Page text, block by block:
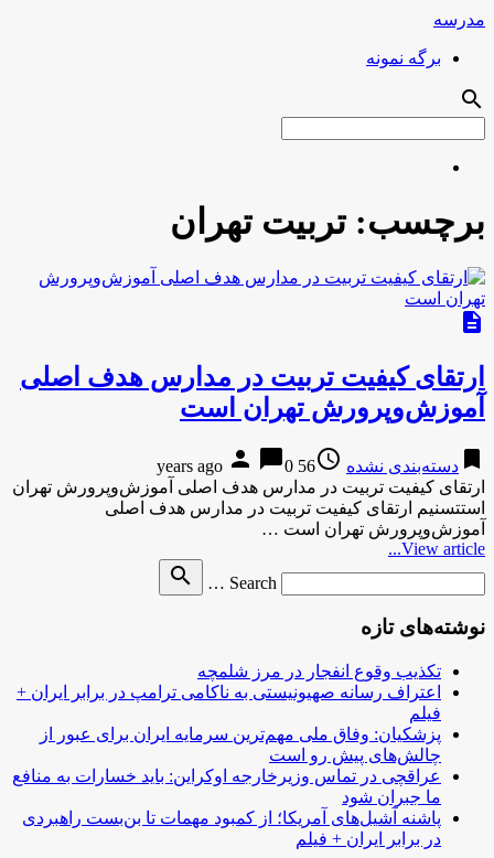
مدرسه
برگه نمونه
search
برچسب:تربیت تهران
description
ارتقای کیفیت تربیت در مدارس هدف اصلی
آموزش‌وپرورش تهران است
bookmark دسته‌بندی نشده access_time
56 years ago
person chat_bubble0
ارتقای کیفیت تربیت در مدارس هدف اصلی آموزش‌وپرورش تهران
استتسنیم ارتقای کیفیت تربیت در مدارس هدف اصلی
آموزش‌وپرورش تهران است …
View article...
Search …
search
نوشته‌های تازه
تکذیب وقوع انفجار در مرز شلمچه
اعتراف رسانه صهیونیستی به ناکامی ترامپ در برابر ایران +
فیلم
پزشکیان: وفاق ملی مهم‌ترین سرمایه ایران برای عبور از
چالش‌های پیش رو است
عراقچی در تماس وزیرخارجه اوکراین: باید خسارات به منافع
ما جبران شود
پاشنه آشیل‌های آمریکا؛ از کمبود مهمات تا بن‌بست راهبردی
در برابر ایران + فیلم